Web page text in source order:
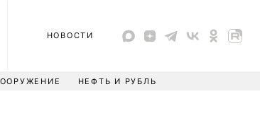
НОВОСТИ
НЕФТЬ И РУБЛЬ